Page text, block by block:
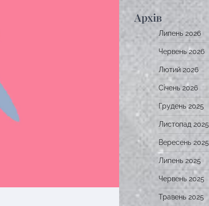
Архів
Липень 2026
Червень 2026
Лютий 2026
Січень 2026
Грудень 2025
Листопад 2025
Вересень 2025
Липень 2025
Червень 2025
Травень 2025